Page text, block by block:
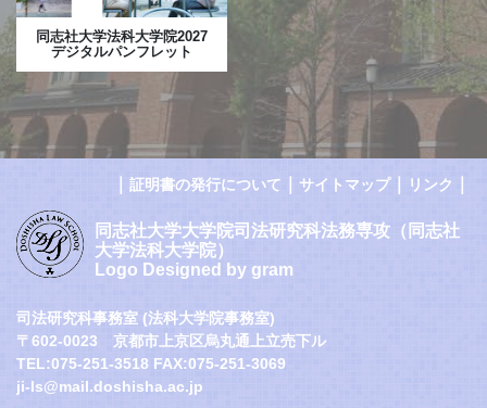
同志社大学法科大学院2027
デジタルパンフレット
証明書の発行について サイトマップ｜ リンク
同志社大学大学院司法研究科法務専攻（同志社
大学法科大学院）
Logo Designed by gram
司法研究科事務室 (法科大学院事務室)
〒602-0023 京都市上京区烏丸通上立売下ル
TEL:075-251-3518 FAX:075-251-3069
ji-ls@mail.doshisha.ac.jp